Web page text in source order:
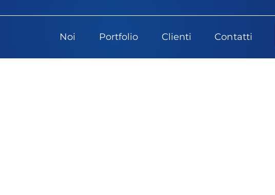
Noi Portfolio Clienti Contatti